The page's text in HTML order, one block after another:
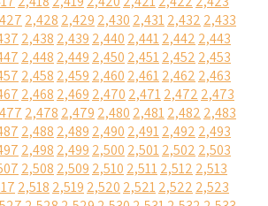
2,428 2,429 2,430 2,4312,432 2,433
2,438 2,439 2,440 2,4412,442 2,443
2,448 2,449 2,450 2,4512,452 2,453
2,458 2,459 2,460 2,4612,462 2,463
2,468 2,469 2,470 2,4712,472 2,473
2,478 2,479 2,480 2,4812,482 2,483
2,488 2,489 2,490 2,4912,492 2,493
2,498 2,499 2,500 2,5012,502 2,503
2,508 2,509 2,510 2,5112,512 2,513
2,518 2,519 2,520 2,5212,522 2,523